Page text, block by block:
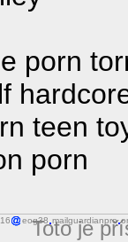
porn
teen
porn
eog38 mailguardianpro
Toto je